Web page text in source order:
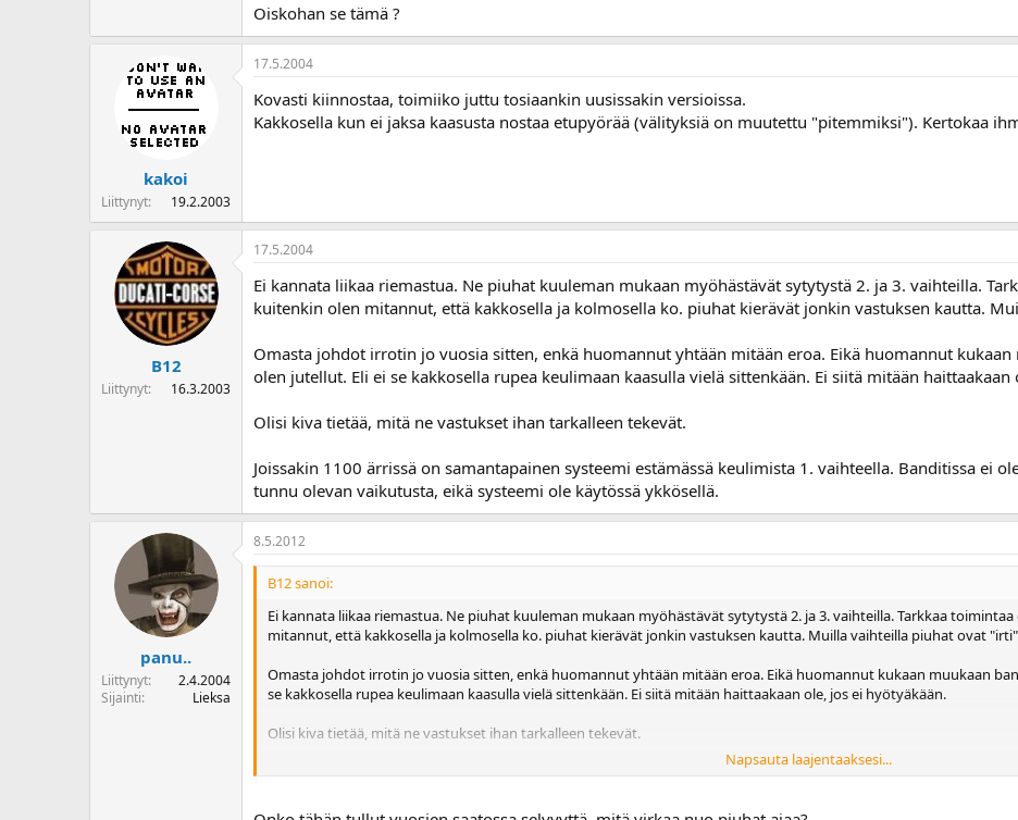
Oiskohan se tämä ?
kakoi
Liittynyt 19.2.2003
17.5.2004
Kovasti kiinnostaa, toimiiko juttu tosiaankin uusissakin versioissa.
Kakkosella kun ei jaksa kaasusta nostaa etupyörää (välityksiä on muutettu "pitemmiksi"). Kertokaa
B12
Liittynyt 16.3.2003
17.5.2004
Ei kannata liikaa riemastua. Ne piuhat kuuleman mukaan myöhästävät sytytystä 2. ja 3. vaihteilla.
kuitenkin olen mitannut, että kakkosella ja kolmosella ko. piuhat kierävät jonkin vastuksen kautta.
Omasta johdot irrotin jo vuosia sitten, enkä huomannut yhtään mitään eroa. Eikä huomannut
olen jutellut. Eli ei se kakkosella rupea keulimaan kaasulla vielä sittenkään. Ei siitä mitään haittaakaan
Olisi kiva tietää, mitä ne vastukset ihan tarkalleen tekevät.
Joissakin 1100 ärrissä on samantapainen systeemi estämässä keulimista 1. vaihteella. Banditissa ei
tunnu olevan vaikutusta, eikä systeemi ole käytössä ykkösellä.
panu..
Liittynyt
2.4.2004
Sijainti
Lieksa
8.5.2012
B12 sanoi:
Ei kannata liikaa riemastua. Ne piuhat kuuleman mukaan myöhästävät sytytystä 2. ja 3. vaihteilla. Tarkkaa
mitannut, että kakkosella ja kolmosella ko. piuhat kierävät jonkin vastuksen kautta. Muilla vaihteilla piuhat ovat
Omasta johdot irrotin jo vuosia sitten, enkä huomannut yhtään mitään eroa. Eikä huomannut kukaan muukaan
se kakkosella rupea keulimaan kaasulla vielä sittenkään. Ei siitä mitään haittaakaan ole, jos ei hyötyäkään.
Olisi kiva tietää, mitä ne vastukset ihan tarkalleen tekevät.
Joissakin 1100 ärrissä on samantapainen systeemi estämässä keulimista 1. vaihteella. Banditissa ei ole kyse
Napsauta laajentaaksesi...